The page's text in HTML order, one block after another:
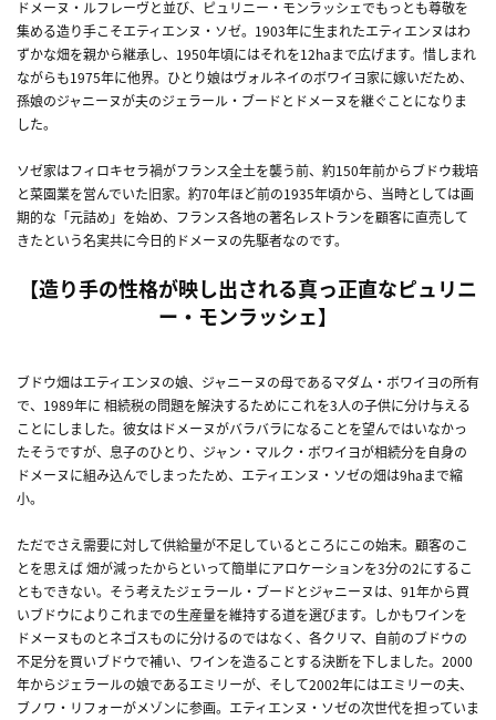
ドメーヌ・ルフレーヴと並び、ピュリニー・モンラッシェでもっとも尊敬を
集める造り手こそエティエンヌ・ソゼ。1903年に生まれたエティエンヌはわ
ずかな畑を親から継承し、1950年頃にはそれを12haまで広げます。惜しまれ
ながらも1975年に他界。ひとり娘はヴォルネイのボワイヨ家に嫁いだため、
孫娘のジャニーヌが夫のジェラール・ブードとドメーヌを継ぐことになりま
した。
ソゼ家はフィロキセラ禍がフランス全土を襲う前、約150年前からブドウ栽培
と菜園業を営んでいた旧家。約70年ほど前の1935年頃から、当時としては画
期的な「元詰め」を始め、フランス各地の著名レストランを顧客に直売して
きたという名実共に今日的ドメーヌの先駆者なのです。
【造り手の性格が映し出される真っ正直なピュリニ
ー・モンラッシェ】
ブドウ畑はエティエンヌの娘、ジャニーヌの母であるマダム・ボワイヨの所有
で、1989年に 相続税の問題を解決するためにこれを3人の子供に分け与える
ことにしました。彼女はドメーヌがバラバラになることを望んではいなかっ
たそうですが、息子のひとり、ジャン・マルク・ボワイヨが相続分を自身の
ドメーヌに組み込んでしまったため、エティエンヌ・ソゼの畑は9haまで縮
小。
ただでさえ需要に対して供給量が不足しているところにこの始末。顧客のこ
とを思えば 畑が減ったからといって簡単にアロケーションを3分の2にするこ
ともできない。そう考えたジェラール・ブードとジャニーヌは、91年から買
いブドウによりこれまでの生産量を維持する道を選びます。しかもワインを
ドメーヌものとネゴスものに分けるのではなく、各クリマ、自前のブドウの
不足分を買いブドウで補い、ワインを造ることする決断を下しました。2000
年からジェラールの娘であるエミリーが、そして2002年にはエミリーの夫、
ブノワ・リフォーがメゾンに参画。エティエンヌ・ソゼの次世代を担っていま